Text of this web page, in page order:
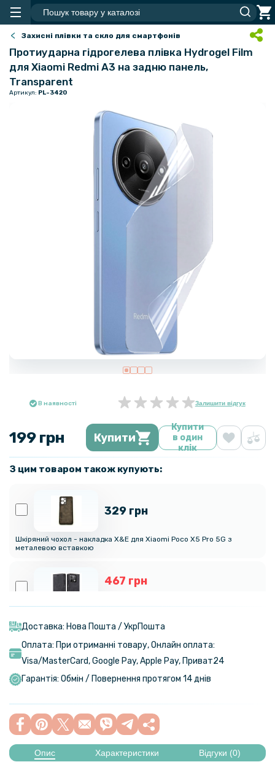
Захисні плівки та скло для смартфонів
Протиударна гідрогелева плівка Hydrogel Film
для Xiaomi Redmi A3​​​​ на задню панель,
Transparent
Артикул: PL-3420
В наявності Залишити відгук
199 грн Купити
Купити
в один
клік
З цим товаром також купують:
329 грн
Шкіряний чохол - накладка X&E для Xiaomi Poco X5 Pro 5G з
металевою вставкою
467 грн
110 грн
129 грн
Захисне скло Tempered Glass 0.3mm для Xiaomi Redmi A3 / A3x,
152 грн
179 грн
Захисне скло Privacy Full Screen для Xiaomi Redmi A3 / A3x, Black
Доставка: Нова Пошта / УкрПошта
Оплата: При отриманні товару, Онлайн оплата:
Visa/MasterСard, Google Pay, Apple Pay, Приват24
Гарантія: Обмін / Повернення протягом 14 днів
Опис Характеристики Відгуки (0)